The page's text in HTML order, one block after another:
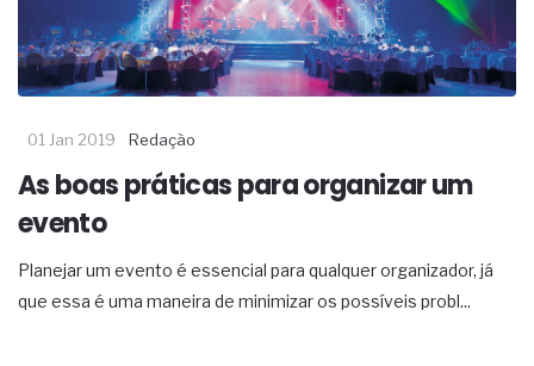
01 Jan 2019 Redação
As boas práticas para organizar um
evento
Planejar um evento é essencial para qualquer organizador, já
que essa é uma maneira de minimizar os possíveis probl...